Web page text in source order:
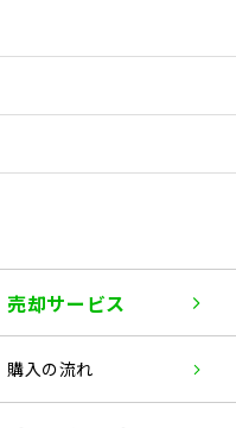
売却サービス
購入の流れ